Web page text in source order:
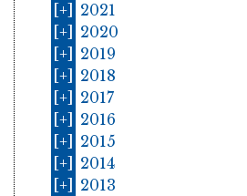
[+]
2021
[+]
2020
[+]
2019
[+]
2018
[+]
2017
[+]
2016
[+]
2015
[+]
2014
[+]
2013